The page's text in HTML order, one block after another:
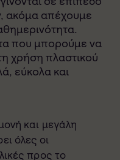
ακόμα απέχουμε
που μπορούμε να
χρήση πλαστικού
εύκολα και
και μεγάλη
όλες οι
προς το